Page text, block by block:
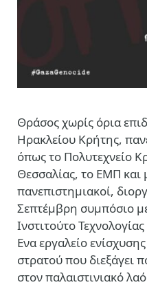
Θράσος χωρίς όρια
Ηρακλείου Κρήτης,
όπως το Πολυτεχνείο
Θεσσαλίας, το ΕΜΠ και
πανεπιστημιακοί,
Σεπτέμβρη συμπόσιο
Ινστιτούτο
Ενα εργαλείο
στρατού που διεξάγει
στον παλαιστινιακό